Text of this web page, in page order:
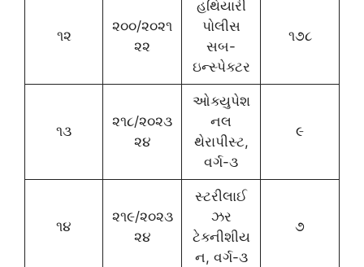
૧૨
૨૦૦/૨૦૨૧
૨૨
હથિયારી
પોલીસ
સબ-
ઇન્સ્પેક્ટર
૧૭૮
૧૩
૨૧૮/૨૦૨૩
૨૪
ઓક્યુપેશ
નલ
થેરાપીસ્ટ,
વર્ગ-૩
૯
૧૪
૨૧૯/૨૦૨૩
૨૪
સ્ટરીલાઈ
ઝર
ટેક્નીશીય
ન, વર્ગ-૩
૭